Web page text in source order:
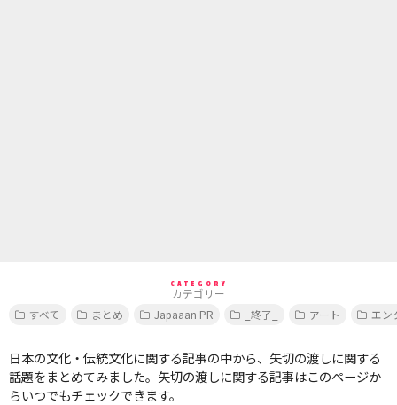
CATEGORY
カテゴリー
すべて
まとめ Japaaan PR _終了_ アート エン
日本の文化・伝統文化に関する記事の中から、矢切の渡しに関する
話題をまとめてみました。矢切の渡しに関する記事はこのページか
らいつでもチェックできます。